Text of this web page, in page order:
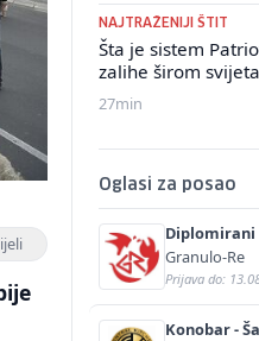
NAJTRAŽENIJI ŠTIT
Šta je sistem
zalihe širom
27min
Oglasi za posao
Diplomirani
Bachelor
(m/ž)
Granulo-Re
Prijava do:
Konobar -